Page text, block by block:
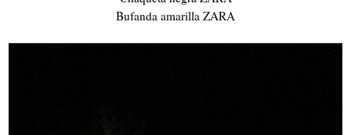
Bufanda amarilla ZARA